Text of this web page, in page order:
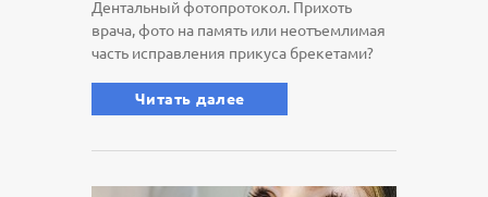
Дентальный фотопротокол. Прихоть
врача, фото на память или неотъемлимая
часть исправления прикуса брекетами?
Читать далее